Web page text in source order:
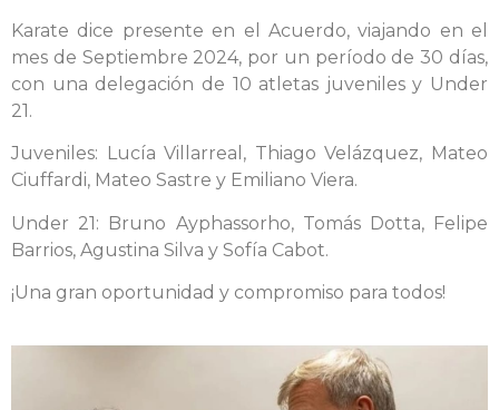
Karate dice presente en el Acuerdo, viajando en el
mes de Septiembre 2024, por un período de 30 días,
con una delegación de 10 atletas juveniles y Under
21.
Juveniles: Lucía Villarreal, Thiago Velázquez, Mateo
Ciuffardi, Mateo Sastre y Emiliano Viera.
Under 21: Bruno Ayphassorho, Tomás Dotta, Felipe
Barrios, Agustina Silva y Sofía Cabot.
¡Una gran oportunidad y compromiso para todos!